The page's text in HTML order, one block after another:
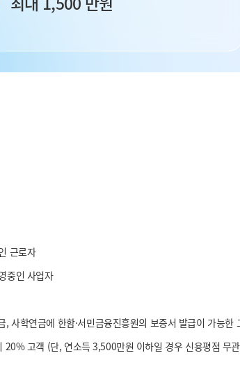
근로자
중인 사업자
사학연금에 한함·서민금융진흥원의 보증서 발급이 가능한
고객 (단, 연소득 3,500만원 이하일 경우 신용평점 무